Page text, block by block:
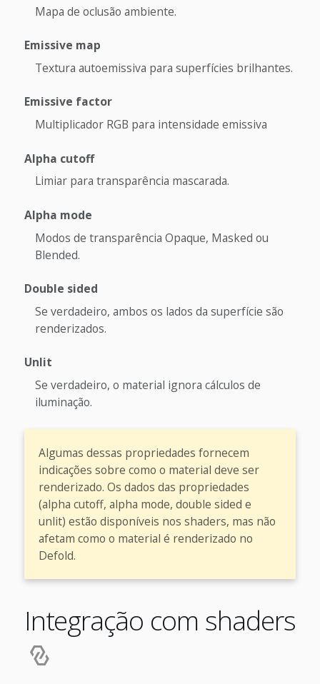
Mapa de oclusão ambiente.
Emissive map
Textura autoemissiva para superfícies brilhantes.
Emissive factor
Multiplicador RGB para intensidade emissiva
Alpha cutoff
Limiar para transparência mascarada.
Alpha mode
Modos de transparência Opaque, Masked ou
Blended.
Double sided
Se verdadeiro, ambos os lados da superfície são
renderizados.
Unlit
Se verdadeiro, o material ignora cálculos de
iluminação.
Algumas dessas propriedades fornecem
indicações sobre como o material deve ser
renderizado. Os dados das propriedades
(alpha cutoff, alpha mode, double sided e
unlit) estão disponíveis nos shaders, mas não
afetam como o material é renderizado no
Defold.
Integração com shaders